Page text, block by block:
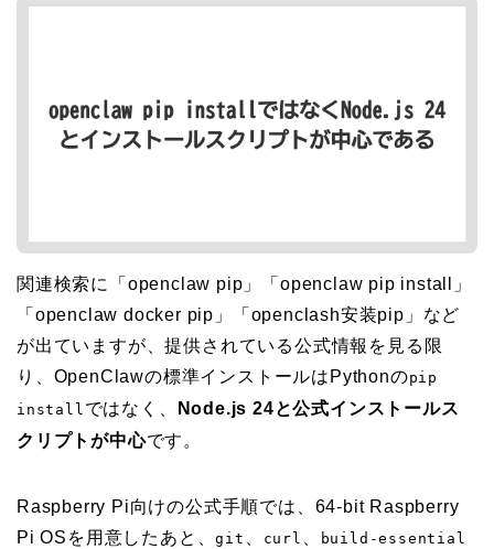
関連検索に「openclaw pip」「openclaw pip install」
「openclaw docker pip」「openclash安装pip」など
が出ていますが、提供されている公式情報を見る限
り、OpenClawの標準インストールはPythonのpip
install ではなく、
Node.js 24と公式インストールス
クリプトが中心です。
Raspberry Pi向けの公式手順では、64-bit Raspberry
Pi OSを用意したあと、git curl build-essential